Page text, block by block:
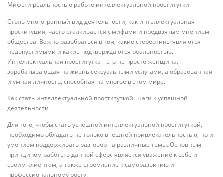
Мифы и реальность о работе интеллектуальной проститутки
Столь многогранный вид деятельности, как интеллектуальная
проституция, часто сталкивается с мифами и предвзятым мнением
общества. Важно разобраться в том, какие стереотипы являются
недопустимыми и какие подтверждаются реальностью.
Интеллектуальная проститутка – это не просто женщина,
зарабатывающая на жизнь сексуальными услугами, а образованная
и умная личность, способная на многое в этом мире.
Как стать интеллектуальной проституткой: шаги к успешной
деятельности
Для того, чтобы стать успешной интеллектуальной проституткой,
необходимо обладать не только внешней привлекательностью, но и
умением поддерживать разговор на различные темы. Основным
принципом работы в данной сфере является уважение к себе и
своим клиентам, а также стремление к саморазвитию и
профессиональному росту.